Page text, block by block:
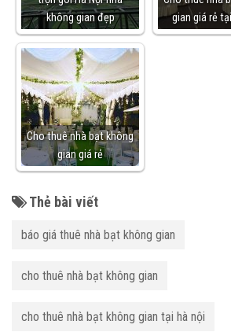
không gian đẹp
gian giá rẻ
Cho thuê nhà bạt không
gian giá rẻ
Thẻ bài viết
báo giá thuê nhà bạt không gian
cho thuê nhà bạt không gian
cho thuê nhà bạt không gian tại hà nội